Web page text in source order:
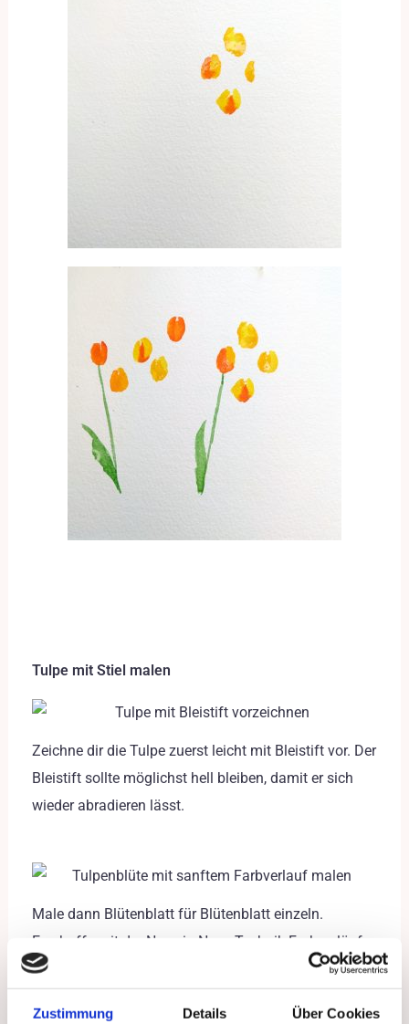
Zustimmung Details Über Cookies
Tulpe mit Stiel malen
Zeichne dir die Tulpe zuerst leicht mit Bleistift vor. Der
Bleistift sollte möglichst hell bleiben, damit er sich
wieder abradieren lässt.
Male dann Blütenblatt für Blütenblatt einzeln.
Erschaffe mit der Nass-in-Nass Technik Farbverläufe,
um den Blättern tiefe zu verleihen.